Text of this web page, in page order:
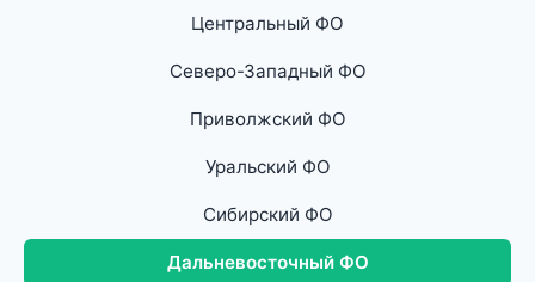
Центральный ФО
Северо-Западный ФО
Приволжский ФО
Уральский ФО
Сибирский ФО
Дальневосточный ФО